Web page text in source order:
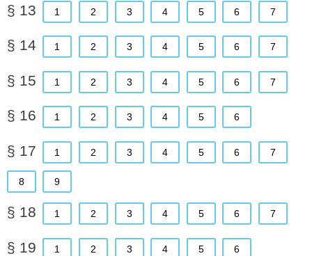
§ 13 1 2 3 4 5 6 7
§ 14 1 2 3 4 5 6 7
§ 15 1 2 3 4 5 6 7
§ 16 1 2 3 4 5 6
§ 17 1 2 3 4 5 6 7
8 9
§ 18 1 2 3 4 5 6 7
§ 19 1 2 3 4 5 6